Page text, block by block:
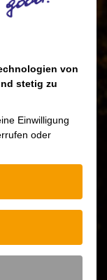
pour vous
garanti.
dans
von
stetig zu
Einwilligung
oder